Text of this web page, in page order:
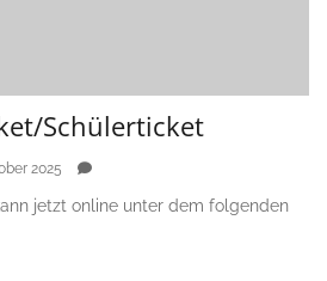
Schülerticket
2025
jetzt online unter dem folgenden